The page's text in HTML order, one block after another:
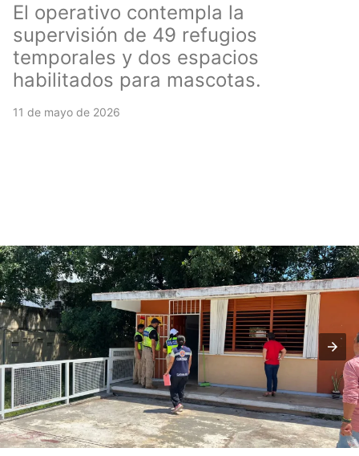
El operativo contempla la
supervisión de 49 refugios
temporales y dos espacios
habilitados para mascotas.
11 de mayo de 2026